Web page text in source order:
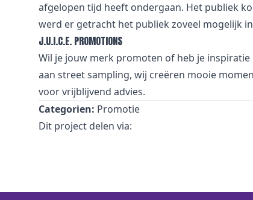
afgelopen tijd heeft ondergaan. Het publiek
werd er getracht het publiek zoveel mogelijk
J.U.I.C.E. PROMOTIONS
Wil je jouw merk promoten of heb je
aan street sampling, wij creëren mooie
voor vrijblijvend advies.
Categorien: Promotie
Dit project delen via: